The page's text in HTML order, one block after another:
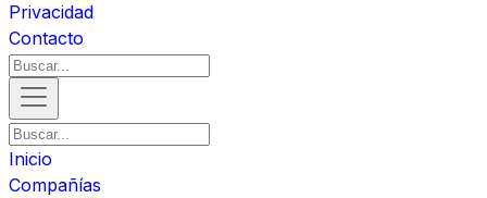
Privacidad
Contacto
Inicio
Compañías